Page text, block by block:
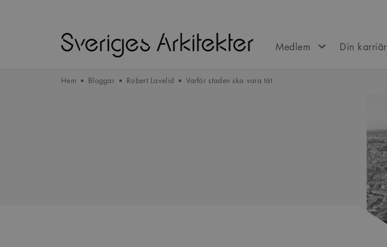
Medlem Din karriär
Hem Bloggar Robert Lavelid Varför staden ska vara tät